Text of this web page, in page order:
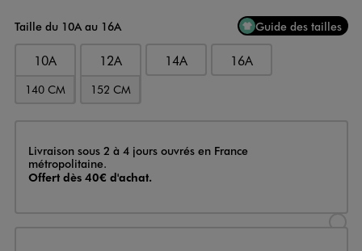
Taille du 10A au 16A Guide des tailles
10A
140 CM
12A
152 CM
14A 16A
Livraison
Livraison sous 2 à 4 jours ouvrés en France
métropolitaine.
Offert dès 40€ d'achat.